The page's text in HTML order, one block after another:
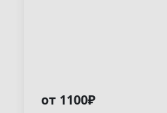
от 1100₽